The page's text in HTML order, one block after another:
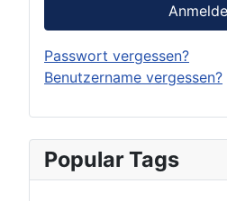
Passwort vergessen?
Benutzername vergessen?
Popular Tags